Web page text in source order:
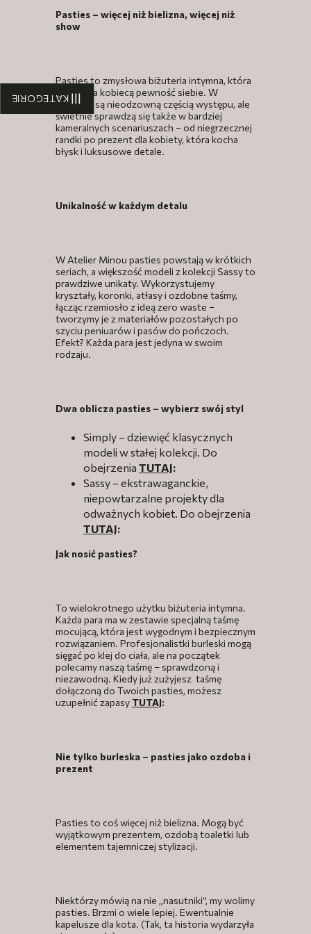
Pasties – więcej niż bielizna, więcej niż
show
Pasties to zmysłowa biżuteria intymna, która
podkreśla kobiecą pewność siebie. W
burlesce są nieodzowną częścią występu, ale
świetnie sprawdzą się także w bardziej
kameralnych scenariuszach – od niegrzecznej
randki po prezent dla kobiety, która kocha
błysk i luksusowe detale.
Unikalność w każdym detalu
W Atelier Minou pasties powstają w krótkich
seriach, a większość modeli z kolekcji Sassy to
prawdziwe unikaty. Wykorzystujemy
kryształy, koronki, atłasy i ozdobne taśmy,
łącząc rzemiosło z ideą zero waste –
tworzymy je z materiałów pozostałych po
szyciu peniuarów i pasów do pończoch.
Efekt? Każda para jest jedyna w swoim
rodzaju.
Dwa oblicza pasties – wybierz swój styl
Simply – dziewięć klasycznych
modeli w stałej kolekcji. Do
obejrzenia TUTAJ:
Sassy – ekstrawaganckie,
niepowtarzalne projekty dla
odważnych kobiet. Do obejrzenia
TUTAJ:
Jak nosić pasties?
To wielokrotnego użytku biżuteria intymna.
Każda para ma w zestawie specjalną taśmę
mocującą, która jest wygodnym i bezpiecznym
rozwiązaniem. Profesjonalistki burleski mogą
sięgać po klej do ciała, ale na początek
polecamy naszą taśmę – sprawdzoną i
niezawodną. Kiedy już zużyjesz taśmę
dołączoną do Twoich pasties, możesz
uzupełnić zapasy TUTAJ:
Nie tylko burleska – pasties jako ozdoba i
prezent
Pasties to coś więcej niż bielizna. Mogą być
wyjątkowym prezentem, ozdobą toaletki lub
elementem tajemniczej stylizacji.
Niektórzy mówią na nie „nasutniki”, my wolimy
pasties. Brzmi o wiele lepiej. Ewentualnie
kapelusze dla kota. (Tak, ta historia wydarzyła
KATEGORIE